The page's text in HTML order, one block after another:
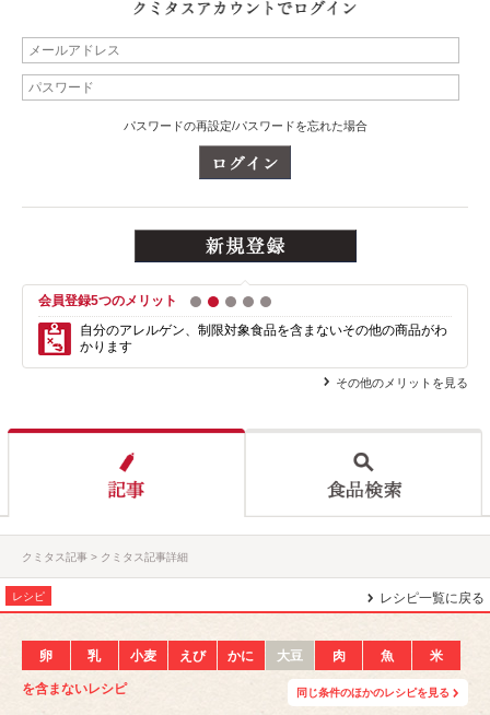
パスワードの再設定/パスワードを忘れた場合
会員登録5つのメリット 1 2 3 4
自分のアレルゲン、制限対象食品を含まないその他の商品がわ
かります
その他のメリットを見る
クミタス記事 クミタス記事詳細
レシピ レシピ一覧に戻る
卵 乳 小麦 えび かに 大豆 肉 魚 米
を含まないレシピ 同じ条件のほかのレシピを見る